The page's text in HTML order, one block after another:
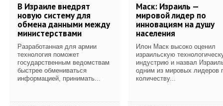
В Израиле внедрят
новую систему для
обмена данными между
министерствами
Разработанная для армии
технология поможет
государственным ведомствам
быстрее обмениваться
информацией, принимать...
Маск: Израиль —
мировой лидер по
инновациям на душу
населения
Илон Маск высоко оценил
израильскую
индустрию и назвал
одним из мировых лидеров
количеству...